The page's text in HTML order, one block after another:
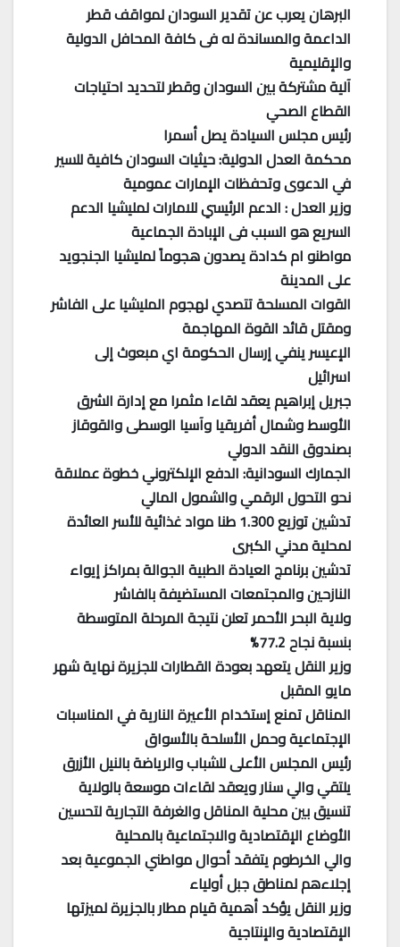
البرهان يعرب عن تقدير السودان لمواقف قطر
الداعمة والمساندة له فى كافة المحافل الدولية
والإقليمية
آلية مشتركة بين السودان وقطر لتحديد احتياجات
القطاع الصحي
رئيس مجلس السيادة يصل أسمرا
محكمة العدل الدولية: حيثيات السودان كافية للسير
في الدعوى وتحفظات الإمارات عمومية
وزير العدل : الدعم الرئيسي للامارات لمليشيا الدعم
السريع هو السبب فى الإبادة الجماعية
مواطنو ام كدادة يصدون هجوماً لمليشيا الجنجويد
على المدينة
القوات المسلحة تتصدي لهجوم المليشيا على الفاشر
ومقتل قائد القوة المهاجمة
الإعيسر ينفي إرسال الحكومة اي مبعوث إلى
اسرائيل
جبريل إبراهيم يعقد لقاءا مثمرا مع إدارة الشرق
الأوسط وشمال أفريقيا وآسيا الوسطى والقوقاز
بصندوق النقد الدولي
الجمارك السودانية: الدفع الإلكتروني خطوة عملاقة
نحو التحول الرقمي والشمول المالي
تدشين توزيع 1.300 طنا مواد غذائية للأسر العائدة
لمحلية مدني الكبرى
تدشين برنامج العيادة الطبية الجوالة بمراكز إيواء
النازحين والمجتمعات المستضيفة بالفاشر
ولاية البحر الأحمر تعلن نتيجة المرحلة المتوسطة
بنسبة نجاح 77.2%
وزير النقل يتعهد بعودة القطارات للجزيرة نهاية شهر
مايو المقبل
المناقل تمنع إستخدام الأعيرة النارية في المناسبات
الإجتماعية وحمل الأسلحة بالأسواق
رئيس المجلس الأعلى للشباب والرياضة بالنيل الأزرق
يلتقي والي سنار ويعقد لقاءات موسعة بالولاية
تنسيق بين محلية المناقل والغرفة التجارية لتحسين
الأوضاع الإقتصادية والاجتماعية بالمحلية
والي الخرطوم يتفقد أحوال مواطني الجموعية بعد
إجلاءهم لمناطق جبل أولياء
وزير النقل يؤكد أهمية قيام مطار بالجزيرة لميزتها
الإقتصادية والإنتاجية